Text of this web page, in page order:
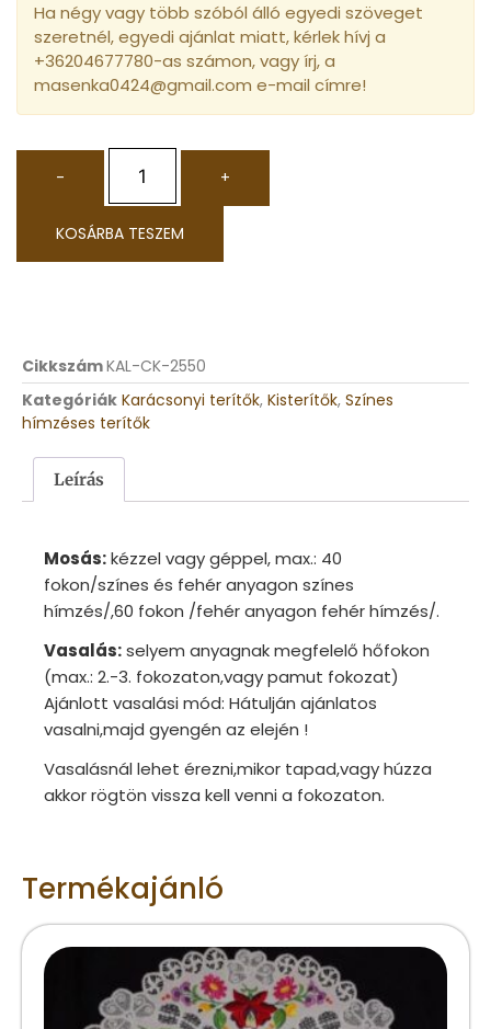
Ha négy vagy több szóból álló egyedi szöveget
szeretnél, egyedi ajánlat miatt, kérlek hívj a
+36204677780-as számon, vagy írj, a
masenka0424@gmail.com e-mail címre!
- +
KOSÁRBA TESZEM
CikkszámKAL-CK-2550
Kategóriák Karácsonyi terítők, Kisterítők, Színes
hímzéses terítők
Leírás
Mosás:kézzel vagy géppel, max.: 40
fokon/színes és fehér anyagon színes
hímzés/,60 fokon /fehér anyagon fehér hímzés/.
Vasalás:selyem anyagnak megfelelő hőfokon
(max.: 2.-3. fokozaton,vagy pamut fokozat)
Ajánlott vasalási mód: Hátulján ajánlatos
vasalni,majd gyengén az elején !
Vasalásnál lehet érezni,mikor tapad,vagy húzza
akkor rögtön vissza kell venni a fokozaton.
Termékajánló